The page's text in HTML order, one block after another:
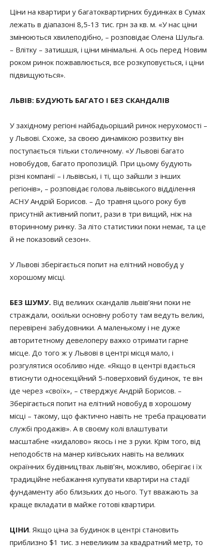
Ціни на квартири у багатоквартирних будинках в Сумах
лежать в діапазоні 8,5-13 тис. грн за кв. м. «У нас ціни
змінюються хвилеподібно, – розповідає Олена Шульга.
– Влітку – затишшя, і ціни мінімальні. А ось перед Новим
роком ринок пожвавлюється, все розкуповується, і ціни
підвищуються».
ЛЬВІВ: БУДУЮТЬ БАГАТО І БЕЗ СКАНДАЛІВ
У західному регіоні найбадьоріший ринок нерухомості –
у Львові. Схоже, за своєю динамікою розвитку він
поступається тільки столичному. «У Львові багато
новобудов, багато пропозицій. При цьому будують
різні компанії – і львівські, і ті, що зайшли з інших
регіонів», – розповідає голова львівського відділення
АСНУ Андрій Борисов. – До травня цього року був
присутній активний попит, рази в три вищий, ніж на
вторинному ринку. За літо статистики поки немає, та це
й не показовий сезон».
У Львові зберігається попит на елітний новобуд у
хорошому місці.
БЕЗ ШУМУ. Від великих скандалів львів’яни поки не
страждали, оскільки основну роботу там ведуть великі,
перевірені забудовники. А маленькому і не дуже
авторитетному девелоперу важко отримати гарне
місце. До того ж у Львові в центрі місця мало, і
розгулятися особливо ніде. «Якщо в центрі вдається
втиснути односекційний 5-поверховий будинок, те він
іде через «своїх», – стверджує Андрій Борисов. –
Зберігається попит на елітний новобуд в хорошому
місці – такому, що фактично навіть не треба працювати
службі продажів». А в своєму колі влаштувати
масштабне «кидалово» якось і не з руки. Крім того, від
неподобств на манер київських навіть на великих
окраїнних будівництвах львів’ян, можливо, оберігає і їх
традиційне небажання купувати квартири на стадії
фундаменту або близьких до нього. Тут вважають за
краще вкладати в майже готові квартири.
ЦІНИ. Якщо ціна за будинок в центрі становить
приблизно $1 тис. з невеликим за квадратний метр, то